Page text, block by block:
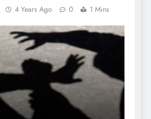
4 Years Ago 0 1 Mins